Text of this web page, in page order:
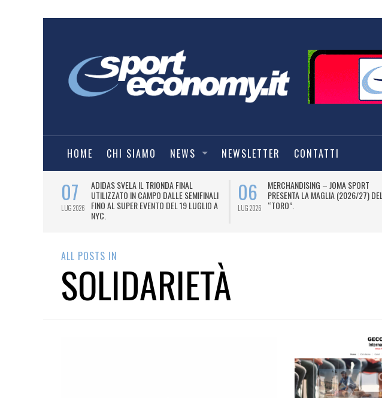
HOME CHI SIAMO NEWS NEWSLETTER CONTATTI
07
LUG 2026
ADIDAS SVELA IL TRIONDA FINAL
UTILIZZATO IN CAMPO DALLE SEMIFINALI
FINO AL SUPER EVENTO DEL 19 LUGLIO A
NYC.
06
LUG 2026
MERCHANDISING – JOMA SPORT
PRESENTA LA MAGLIA (2026/27) DEL
“TORO”.
ALL POSTS IN
SOLIDARIETÀ